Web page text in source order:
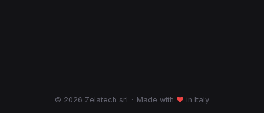
© 2026 Zelatech srl · Made with ♥ in Italy